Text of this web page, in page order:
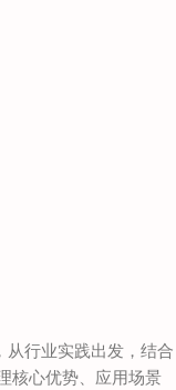
行业实践出发，结合
核心优势、应用场景